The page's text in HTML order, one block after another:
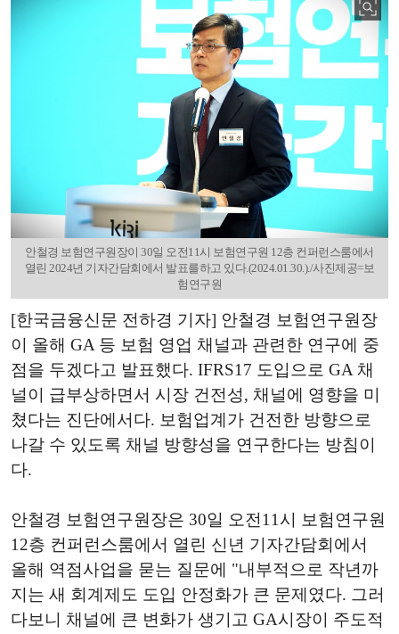
안철경 보험연구원장이 30일 오전11시 보험연구원 12층 컨퍼런스룸에서
열린 2024년 기자간담회에서 발표를하고 있다.(2024.01.30.)./사진제공=보
험연구원
[한국금융신문 전하경 기자] 안철경 보험연구원장
이 올해 GA 등 보험 영업 채널과 관련한 연구에 중
점을 두겠다고 발표했다. IFRS17 도입으로 GA 채
널이 급부상하면서 시장 건전성, 채널에 영향을 미
쳤다는 진단에서다. 보험업계가 건전한 방향으로
나갈 수 있도록 채널 방향성을 연구한다는 방침이
다.
안철경 보험연구원장은 30일 오전11시 보험연구원
12층 컨퍼런스룸에서 열린 신년 기자간담회에서
올해 역점사업을 묻는 질문에 "내부적으로 작년까
지는 새 회계제도 도입 안정화가 큰 문제였다. 그러
다보니 채널에 큰 변화가 생기고 GA시장이 주도적